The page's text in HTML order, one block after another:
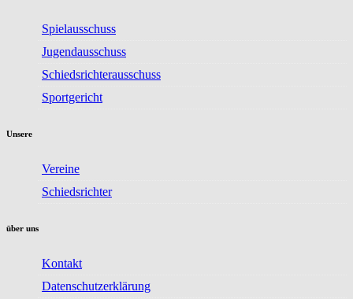
Spielausschuss
Jugendausschuss
Schiedsrichterausschuss
Sportgericht
Unsere
Vereine
Schiedsrichter
über uns
Kontakt
Datenschutzerklärung